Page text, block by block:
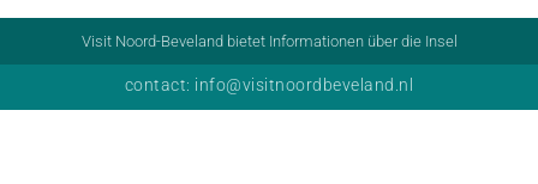
Visit Noord-Beveland bietet Informationen über die Insel
contact: info@visitnoordbeveland.nl